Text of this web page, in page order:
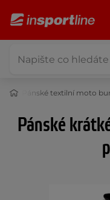
Pánské textilní moto
Pánské